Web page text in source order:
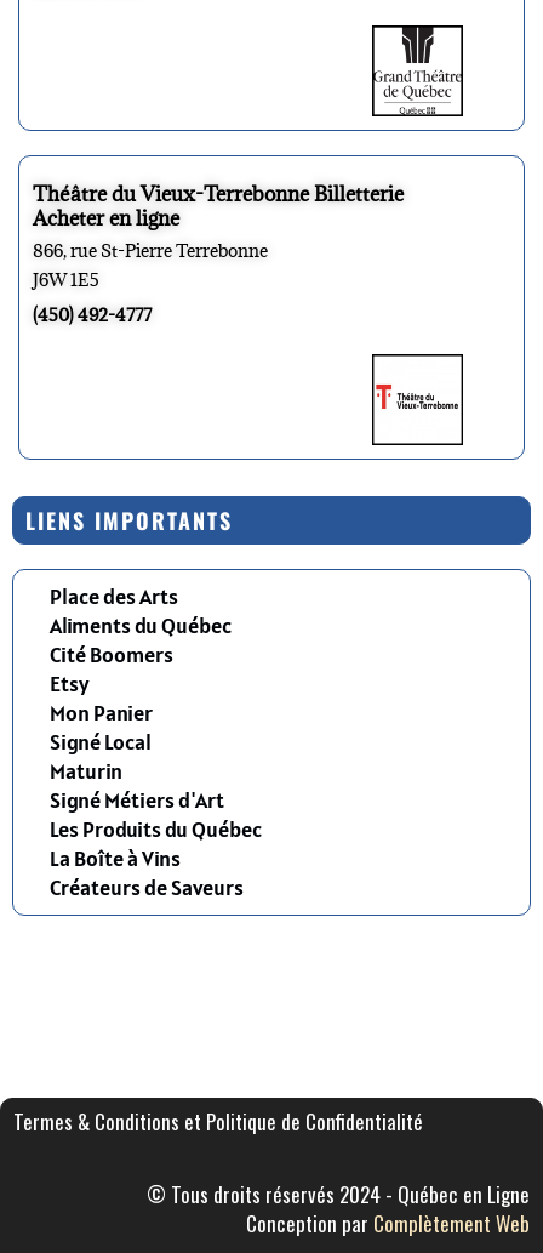
Théâtre du Vieux-Terrebonne Billetterie
Acheter en ligne
866, rue St-Pierre Terrebonne
J6W 1E5
(450) 492-4777
LIENS IMPORTANTS
Place des Arts
Aliments du Québec
Cité Boomers
Etsy
Mon Panier
Signé Local
Maturin
Signé Métiers d'Art
Les Produits du Québec
La Boîte à Vins
Créateurs de Saveurs
Termes & Conditions et Politique de Confidentialité
© Tous droits réservés 2024 - Québec en Ligne
Conception par Complètement Web